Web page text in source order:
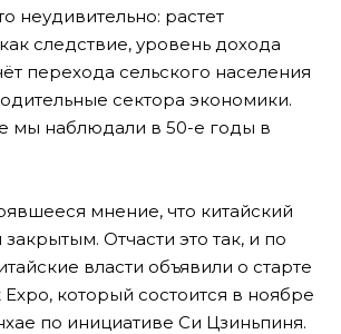
неудивительно: растет
следствие, уровень дохода
перехода сельского населения
сектора экономики.
мы наблюдали в 50-е годы в
мнение, что китайский
Отчасти это так, и по
власти объявили о старте
который состоится в ноябре
по инициативе Си Цзиньпиня.